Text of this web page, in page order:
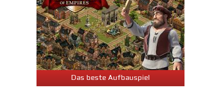
Das beste Aufbauspiel